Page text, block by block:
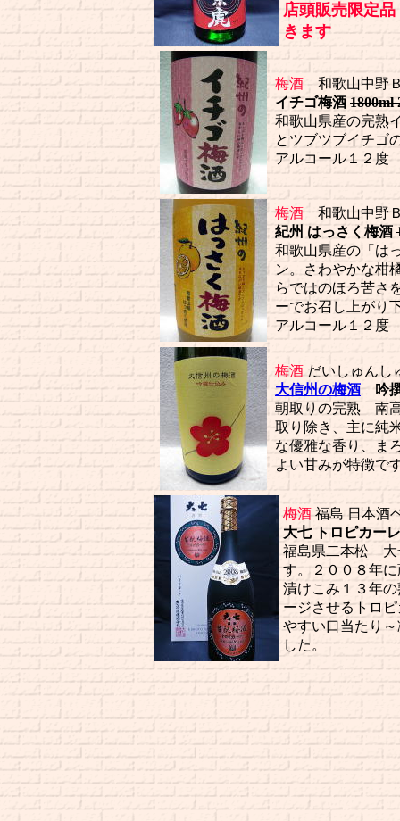
店頭販売限定
きます
梅酒 和歌山中野
イチゴ梅酒 1800ml
和歌山県産の完熟
とツブツブイチゴ
アルコール１２度
梅酒 和歌山中野
紀州 はっさく梅酒
和歌山県産の「は
ン。さわやかな柑
らではのほろ苦さ
ーでお召し上がり
アルコール１２度
梅酒 だいしゅんし
大信州の梅酒吟撰
朝取りの完熟 南
取り除き、主に純
な優雅な香り、ま
よい甘みが特徴で
梅酒福島 日本
大七 トロピカー
福島県二本松 大
す。２００８年
漬けこみ１３年
ージさせるトロ
やすい口当たり
した。